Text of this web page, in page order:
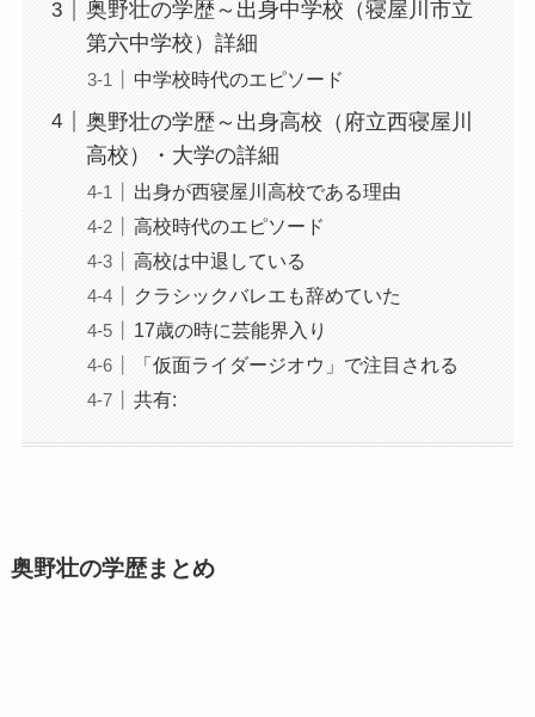
奥野壮の学歴～出身中学校（寝屋川市立
第六中学校）詳細
中学校時代のエピソード
奥野壮の学歴～出身高校（府立西寝屋川
高校）・大学の詳細
出身が西寝屋川高校である理由
高校時代のエピソード
高校は中退している
クラシックバレエも辞めていた
17歳の時に芸能界入り
「仮面ライダージオウ」で注目される
共有:
奥野壮の学歴まとめ